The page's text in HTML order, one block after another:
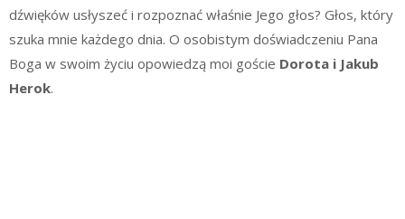
dźwięków usłyszeć i rozpoznać właśnie Jego głos? Głos, który
szuka mnie każdego dnia. O osobistym doświadczeniu Pana
Boga w swoim życiu opowiedzą moi goście Dorota i Jakub
Herok.